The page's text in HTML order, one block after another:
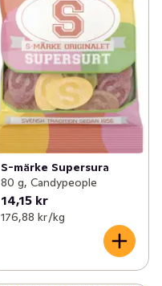
S-märke Supersura
80 g, Candypeople
14,15 kr
176,88 kr /kg